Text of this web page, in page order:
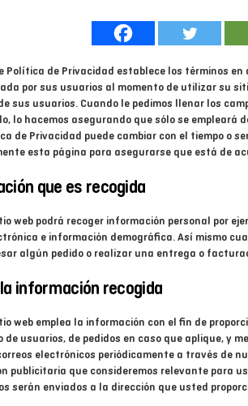
Política de Privacidad establece los términos
por sus usuarios al momento de utilizar su
sus usuarios. Cuando le pedimos llenar los
lo hacemos asegurando que sólo se empleará
de Privacidad puede cambiar con el tiempo o
esta página para asegurarse que está de
que es recogida
web podrá recoger información personal por
e información demográfica. Así mismo
algún pedido o realizar una entrega o
información recogida
web emplea la información con el fin de
de usuarios, de pedidos en caso que aplique, y
electrónicos periódicamente a través de
publicitaria que consideremos relevante para
serán enviados a la dirección que usted